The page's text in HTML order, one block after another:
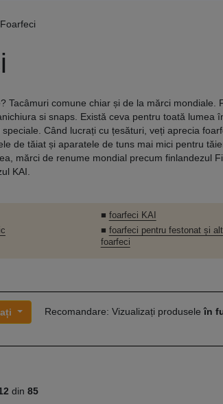
Foarfeci
Tacâmuri comune chiar și de la mărci mondiale.
si snaps. Există ceva pentru toată lumea
Când lucrați cu țesături, veți aprecia
de tăiat și aparatele de tuns mai mici pentru
mărci de renume mondial precum finlandezul
KAI.
■ foarfeci KAI
■ foarfeci pentru festonat și
foarfeci
Recomandare: Vizualizați produseleîn
din 85